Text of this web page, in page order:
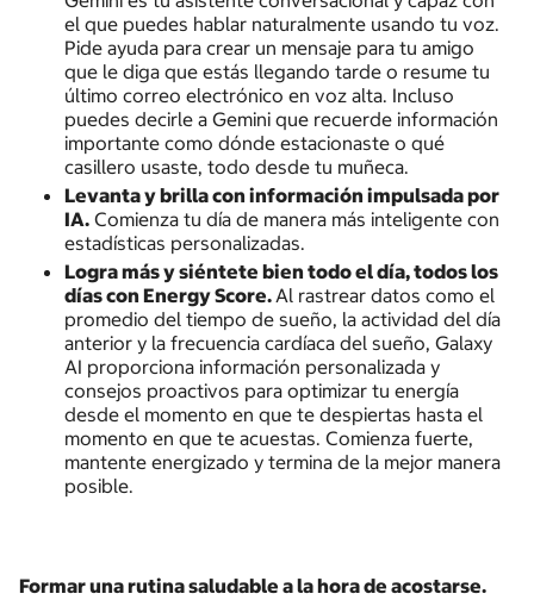
el que puedes hablar naturalmente usando tu voz.
Pide ayuda para crear un mensaje para tu amigo
que le diga que estás llegando tarde o resume tu
último correo electrónico en voz alta. Incluso
puedes decirle a Gemini que recuerde información
importante como dónde estacionaste o qué
casillero usaste, todo desde tu muñeca.
Levanta y brilla con información impulsada por
IA.Comienza tu día de manera más inteligente con
estadísticas personalizadas.
Logra más y siéntete bien todo el día, todos los
días con Energy Score. Al rastrear datos como el
promedio del tiempo de sueño, la actividad del día
anterior y la frecuencia cardíaca del sueño, Galaxy
AI proporciona información personalizada y
consejos proactivos para optimizar tu energía
desde el momento en que te despiertas hasta el
momento en que te acuestas. Comienza fuerte,
mantente energizado y termina de la mejor manera
posible.
Formar una rutina saludable a la hora de acostarse.